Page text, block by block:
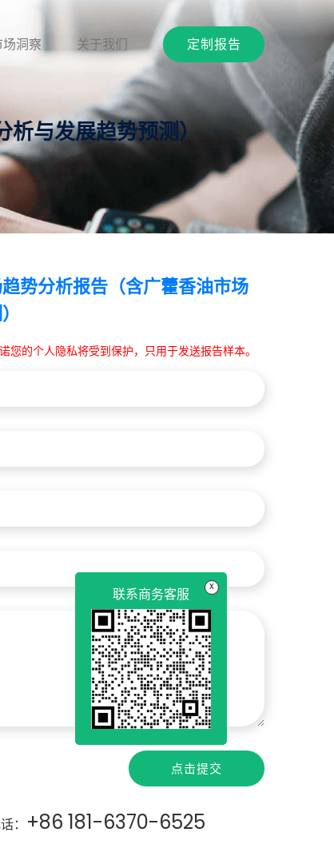
洞察 关于我们 定制报告
与发展趋势预测）
势分析报告（含广藿香油市场
的个人隐私将受到保护，只用于发送报告样本。
点击提交
： +86 181-6370-6525
x
联系商务客服